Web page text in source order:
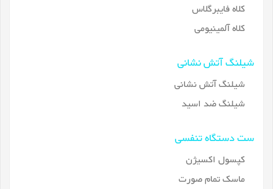
کلاه فایبرگلاس
کلاه آلمینیومی
شیلنگ آتش نشانی
شیلنگ آتش نشانی
شیلنگ ضد اسید
ست دستگاه تنفسی
کپسول اکسیژن
ماسک تمام صورت